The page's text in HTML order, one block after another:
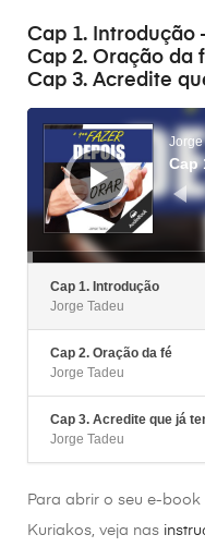
Cap 1. Introdução
Cap 2. Oração da
Cap 3. Acredite
Reprodutor
Jorge
Cap
Cap 1. Introdução
Jorge Tadeu
Cap 2. Oração da fé
Jorge Tadeu
Cap 3. Acredite que já
Jorge Tadeu
Para abrir o seu e-
Kuriakos, veja nas